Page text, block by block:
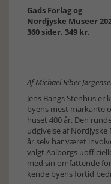
Gads Forlag og
Nordjyske Museer
360 sider. 349 kr.
Af Michael Riber
Jens Bangs Stenhus
byens mest markante
huset 400 år. Den
udgivelse af Nordjyske
år selv har været
valgt Aalborgs
med sin omfattende
kende byens fortid